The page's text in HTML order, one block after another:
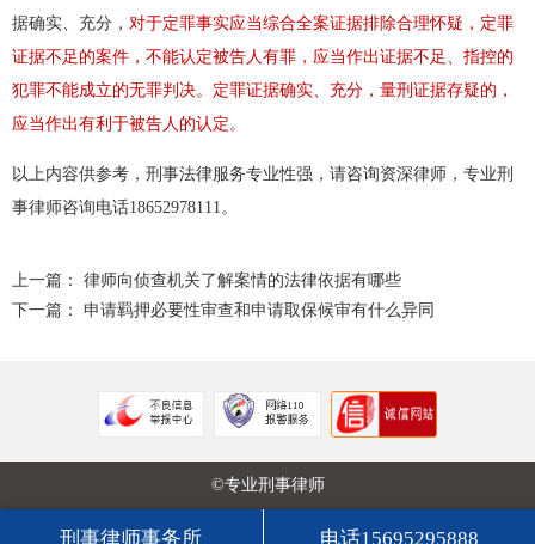
据确实、充分， 对于定罪事实应当综合全案证据排除合理怀疑，定罪
证据不足的案件，不能认定被告人有罪，应当作出证据不足、指控的
犯罪不能成立的无罪判决。定罪证据确实、充分，量刑证据存疑的，
应当作出有利于被告人的认定。
以上内容供参考，刑事法律服务专业性强，请咨询资深律师，专业刑
事律师咨询电话18652978111。
上一篇： 律师向侦查机关了解案情的法律依据有哪些
下一篇： 申请羁押必要性审查和申请取保候审有什么异同
©专业刑事律师
刑事律师事务所 电话15695295888